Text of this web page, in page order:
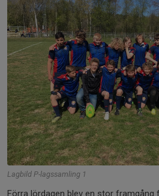
Lagbild P-lagssamling 1
Förra lördagen blev en stor